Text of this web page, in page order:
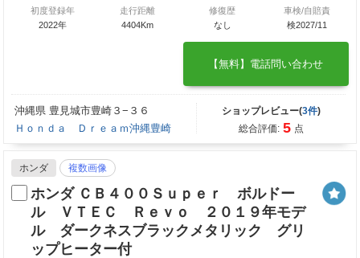
初度登録年
2022年
走行距離
4404Km
修復歴
なし
車検/自賠責
検2027/11
【無料】電話問い合わせ
沖縄県 豊見城市豊崎３−３６
Ｈｏｎｄａ Ｄｒｅａｍ沖縄豊崎
ショップレビュー(3件)
総合評価: 5 点
ホンダ 複数画像
ホンダ ＣＢ４００Ｓｕｐｅｒ ボルドー
ル ＶＴＥＣ Ｒｅｖｏ ２０１９年モデ
ル ダークネスブラックメタリック グリ
ップヒーター付